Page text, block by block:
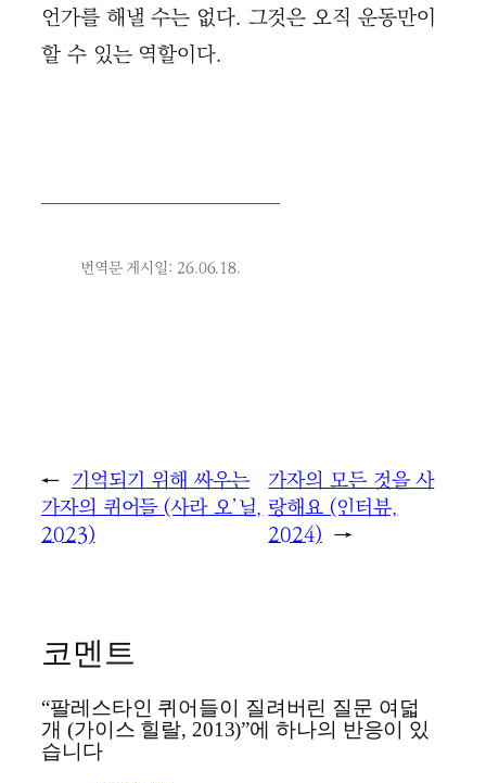
언가를 해낼 수는 없다. 그것은 오직 운동만이
할 수 있는 역할이다.
번역문 게시일: 26.06.18.
← 기억되기 위해 싸우는
가자의 퀴어들 (사라 오’닐,
2023)
가자의 모든 것을 사
랑해요 (인터뷰,
2024) →
코멘트
“팔레스타인 퀴어들이 질려버린 질문 여덟
개 (가이스 힐랄, 2013)”에 하나의 반응이 있
습니다